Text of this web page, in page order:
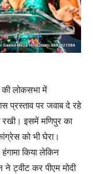
की लोकसभा में
प्रस्ताव पर जवाब दे रहे
रखी। इसमें मणिपुर का
को भी घेरा।
किया लेकिन
ट्वीट कर पीएम मोदी